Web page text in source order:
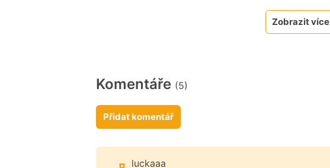
Zobrazit více
Komentáře (5)
Přidat komentář
luckaaa